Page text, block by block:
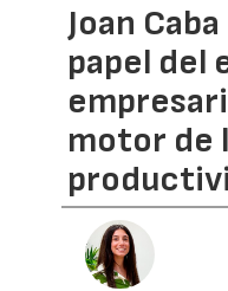
Joan
papel del
motor de